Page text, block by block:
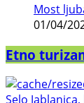
Most
01/04/
Etno
Selo